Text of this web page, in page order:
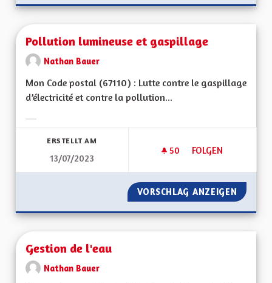
Pollution lumineuse et gaspillage
Nathan Bauer
Mon Code postal (67110) : Lutte contre le gaspillage
d’électricité et contre la pollution...
ERSTELLT AM
13/07/2023
50 50 FOLLOWER
FOLGEN
POLLUTION
VORSCHLAG ANZEIGEN
Gestion de l'eau
Nathan Bauer